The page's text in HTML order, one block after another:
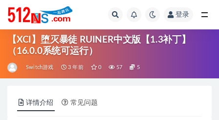
登录
【XCI】堕灭暴徒 RUINER中文版【1.3补丁】
（16.0.0系统可运行）
Switch游戏 3 年前 0 57 5
详情介绍 常见问题